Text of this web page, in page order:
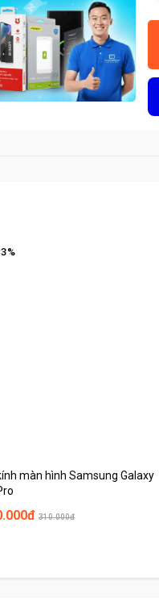
%
màn hình Samsung Galaxy
310.000đ